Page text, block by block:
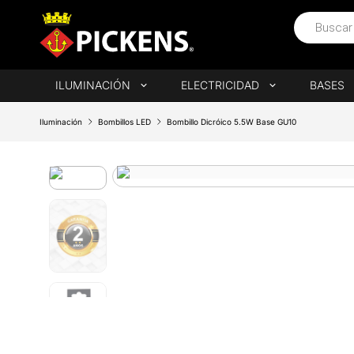
ILUMINACIÓN ELECTRICIDAD BASES
Iluminación Bombillos LED Bombillo Dicróico 5.5W Base GU10